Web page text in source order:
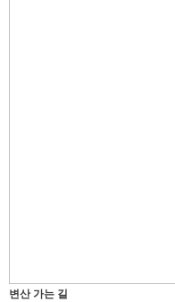
변산 가는 길